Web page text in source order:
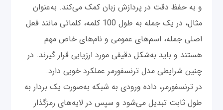
و به حفظ دقت در پردازش زبان کمک می‌کند. به‌عنوان
مثال، در یک جمله به طول 100 کلمه، کلماتی مانند فعل
اصلی جمله، اسم‌های عمومی و نام‌های خاص مهم
هستند و باید به‌شکل دقیقی مورد ارزیابی قرار گیرند. در
چنین شرایطی مدل ترنسفورمر عملکرد خوبی دارد.
در ترنسفورمر، داده ورودی به شبکه به‌صورت یک بردار به
طول ثابت تبدیل می‌شود و سپس در لایه‌های رمزگذار